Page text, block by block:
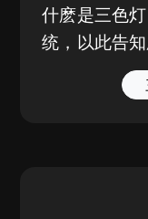
什麽是三色
统，以此告